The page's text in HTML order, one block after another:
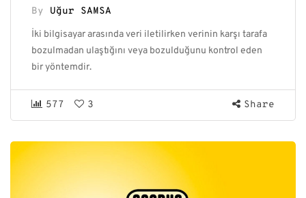
By Uğur SAMSA
İki bilgisayar arasında veri iletilirken verinin karşı tarafa
bozulmadan ulaştığını veya bozulduğunu kontrol eden
bir yöntemdir.
577 3 Share